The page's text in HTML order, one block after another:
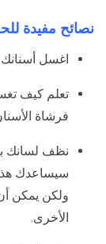
نصائح مفيدة
اغسل
تعلم كيف
فرشاة
نظف لسانك
سيساعدك
ولكن يمكن
الأخرى.